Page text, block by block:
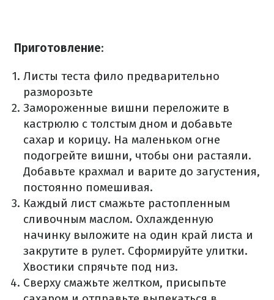
Приготовление:
Листы теста фило предварительно
разморозьте
Замороженные вишни переложите в
кастрюлю с толстым дном и добавьте
сахар и корицу. На маленьком огне
подогрейте вишни, чтобы они растаяли.
Добавьте крахмал и варите до загустения,
постоянно помешивая.
Каждый лист смажьте растопленным
сливочным маслом. Охлажденную
начинку выложите на один край листа и
закрутите в рулет. Сформируйте улитки.
Хвостики спрячьте под низ.
Сверху смажьте желтком, присыпьте